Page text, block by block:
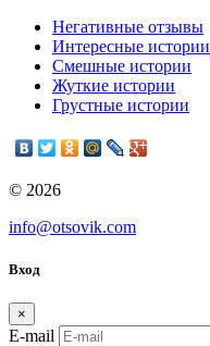
Негативные отзывы
Интересные истории
Смешные истории
Жуткие истории
Грустные истории
© 2026
info@otsovik.com
Вход
×
E-mail